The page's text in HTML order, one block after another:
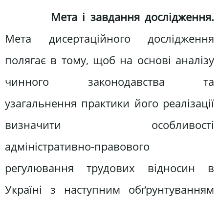
Мета і завдання дослідження.
Мета дисертаційного дослідження
полягає в тому, щоб на основі аналізу
чинного законодавства та
узагальнення практики його реалізації
визначити особливості
адміністративно-правового
регулювання трудових відносин в
Україні з наступним обґрунтуванням